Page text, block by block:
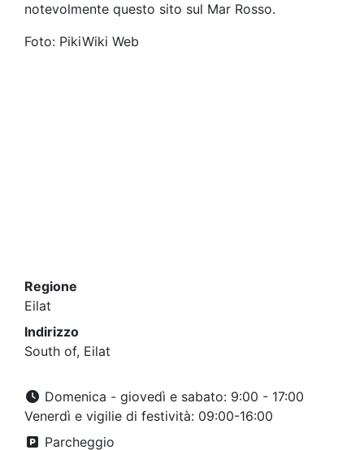
notevolmente questo sito sul Mar Rosso.
Foto: PikiWiki Web
Regione
Eilat
Indirizzo
South of, Eilat
Domenica - giovedì e sabato: 9:00 - 17:00
Venerdì e vigilie di festività: 09:00-16:00
Parcheggio